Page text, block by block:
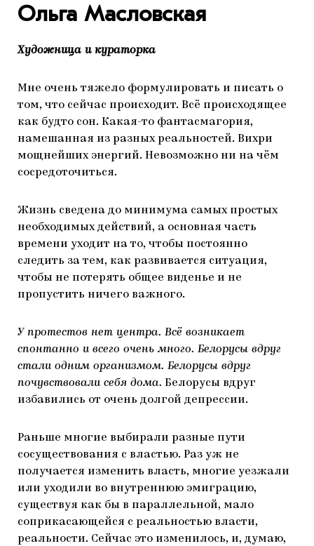
Ольга Масловская
Художница и кураторка
Мне очень тяжело формулировать и писать о
том, что сейчас происходит. Всё происходящее
как будто сон. Какая-то фантасмагория,
намешанная из разных реальностей. Вихри
мощнейших энергий. Невозможно ни на чём
сосредоточиться.
Жизнь сведена до минимума самых простых
необходимых действий, а основная часть
времени уходит на то, чтобы постоянно
следить за тем, как развивается ситуация,
чтобы не потерять общее виденье и не
пропустить ничего важного.
У протестов нет центра. Всё возникает
спонтанно и всего очень много. Белорусы вдруг
стали одним организмом. Белорусы вдруг
почувствовали себя дома. Белорусы вдруг
избавились от очень долгой депрессии.
Раньше многие выбирали разные пути
сосуществования с властью. Раз уж не
получается изменить власть, многие уезжали
или уходили во внутреннюю эмиграцию,
существуя как бы в параллельной, мало
соприкасающейся с реальностью власти,
реальности. Сейчас это изменилось, и, думаю,